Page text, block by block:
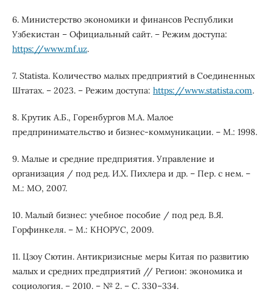
6. Министерство экономики и финансов Республики
Узбекистан – Официальный сайт. – Режим доступа:
https://www.mf.uz.
7. Statista. Количество малых предприятий в Соединенных
Штатах. – 2023. – Режим доступа: https://www.statista.com.
8. Крутик А.Б., Горенбургов М.А. Малое
предпринимательство и бизнес-коммуникации. – М.: 1998.
9. Малые и средние предприятия. Управление и
организация / под ред. И.Х. Пихлера и др. – Пер. с нем. –
М.: МО, 2007.
10. Малый бизнес: учебное пособие / под ред. В.Я.
Горфинкеля. – М.: КНОРУС, 2009.
11. Цзоу Сютин. Антикризисные меры Китая по развитию
малых и средних предприятий // Регион: экономика и
социология. – 2010. – № 2. – С. 330–334.